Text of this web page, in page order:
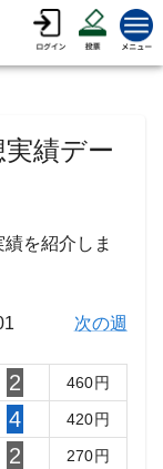
績デー
を紹介しま
次の週
2 460円
4 420円
2 270円